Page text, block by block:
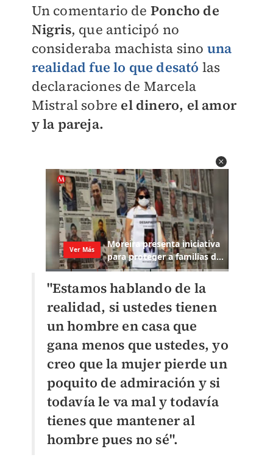
Un comentario de Poncho de
Nigris, que anticipó no
consideraba machista sino una
realidad fue lo que desató las
declaraciones de Marcela
Mistral sobre el dinero, el amor
y la pareja.
"Estamos hablando de la
realidad, si ustedes tienen
un hombre en casa que
gana menos que ustedes, yo
creo que la mujer pierde un
poquito de admiración y si
todavía le va mal y todavía
tienes que mantener al
hombre pues no sé".